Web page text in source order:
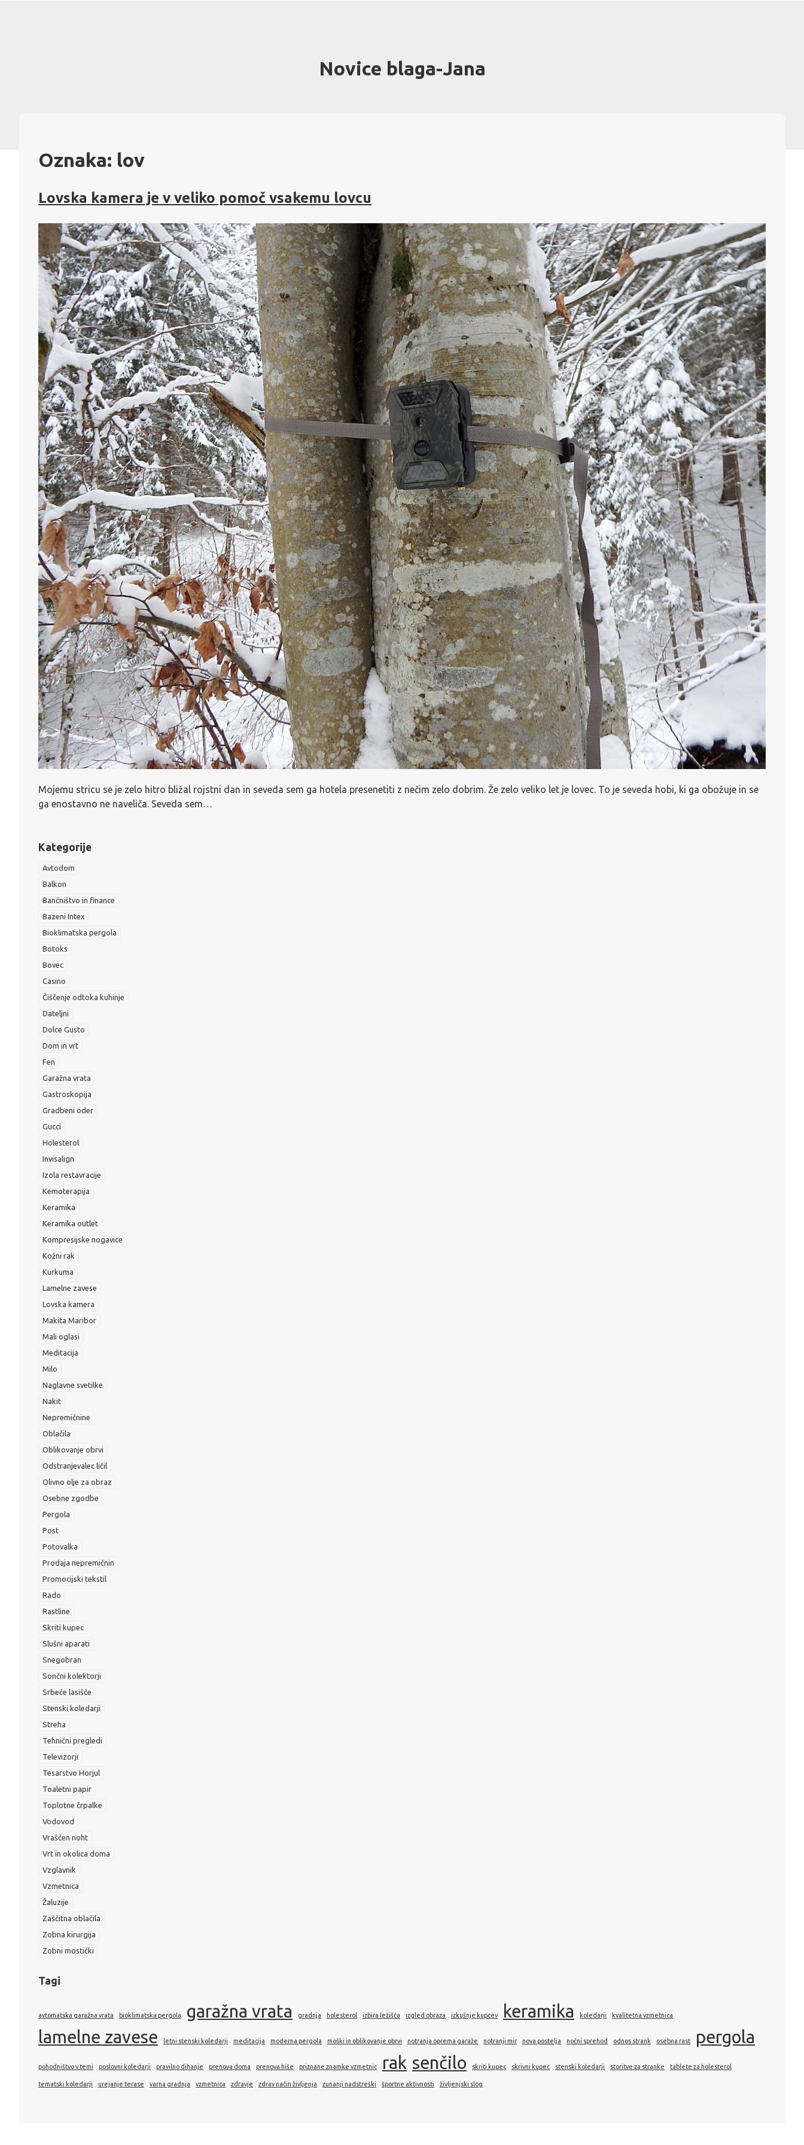
Novice blaga-Jana
Oznaka: lov
Lovska kamera je v veliko pomoč vsakemu lovcu
Mojemu stricu se je zelo hitro bližal rojstni dan in seveda sem ga hotela presenetiti z nečim zelo dobrim. Že zelo veliko let je lovec. To je seveda hobi, ki ga obožuje in se
ga enostavno ne naveliča. Seveda sem…
Kategorije
Avtodom
Balkon
Bančništvo in finance
Bazeni Intex
Bioklimatska pergola
Botoks
Bovec
Casino
Čiščenje odtoka kuhinje
Dateljni
Dolce Gusto
Dom in vrt
Fen
Garažna vrata
Gastroskopija
Gradbeni oder
Gucci
Holesterol
Invisalign
Izola restavracije
Kemoterapija
Keramika
Keramika outlet
Kompresijske nogavice
Kožni rak
Kurkuma
Lamelne zavese
Lovska kamera
Makita Maribor
Mali oglasi
Meditacija
Milo
Naglavne svetilke
Nakit
Nepremičnine
Oblačila
Oblikovanje obrvi
Odstranjevalec ličil
Olivno olje za obraz
Osebne zgodbe
Pergola
Post
Potovalka
Prodaja nepremičnin
Promocijski tekstil
Rado
Rastline
Skriti kupec
Slušni aparati
Snegobran
Sončni kolektorji
Srbeče lasišče
Stenski koledarji
Streha
Tehnični pregledi
Televizorji
Tesarstvo Horjul
Toaletni papir
Toplotne črpalke
Vodovod
Vraščen noht
Vrt in okolica doma
Vzglavnik
Vzmetnica
Žaluzije
Zaščitna oblačila
Zobna kirurgija
Zobni mostički
Tagi
avtomatska garažna vrata bioklimatska pergola garažna vrata gradnja holesterol izbira ležišča izgled obraza izkušnje kupcev keramika koledarji kvalitetna vzmetnica
lamelne zavese letni stenski koledarji meditacija moderna pergola moški in oblikovanje obrvi notranja oprema garaže notranji mir nova postelja nočni sprehod odnos strank osebna rast pergola
pohodništvo v temi poslovni koledarji pravilno dihanje prenova doma prenova hiše priznane znamke vzmetnic rak senčilo skriti kupec skrivni kupec stenski koledarji storitve za stranke tablete za holesterol
tematski koledarji urejanje terase varna gradnja vzmetnica zdravje zdrav način življenja zunanji nadstreški športne aktivnosti življenjski slog